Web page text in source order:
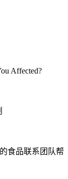
Affected?
食品联系团队帮